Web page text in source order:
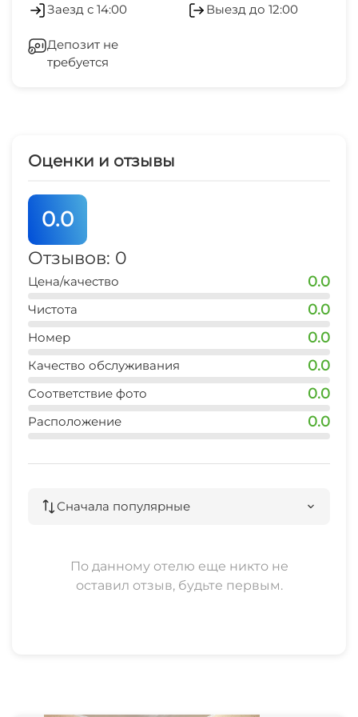
Бассейн под открытым небом
Прокат велосипедов
Настольные игры и/или пазлы
Детская игровая площадка
детская кроватка
банкомат
Кондиционер
Беседка
Прачечная
Шезлонги/лежаки
Заезд с 14:00 Выезд до 12:00
Депозит не
требуется
Оценки и отзывы
0.0
Отзывов: 0
Цена/качество 0.0
Чистота 0.0
Номер 0.0
Качество обслуживания 0.0
Соответствие фото 0.0
Расположение 0.0
Сначала популярные
По данному отелю еще никто не
оставил отзыв, будьте первым.